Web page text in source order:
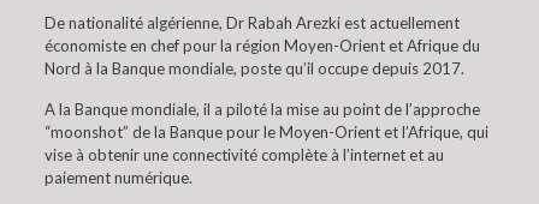
De nationalité algérienne, Dr Rabah Arezki est actuellement
économiste en chef pour la région Moyen-Orient et Afrique du
Nord à la Banque mondiale, poste qu’il occupe depuis 2017.
A la Banque mondiale, il a piloté la mise au point de l’approche
“moonshot” de la Banque pour le Moyen-Orient et l’Afrique, qui
vise à obtenir une connectivité complète à l’internet et au
paiement numérique.